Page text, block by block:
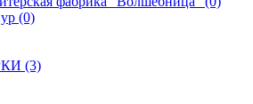
(0)
(3)